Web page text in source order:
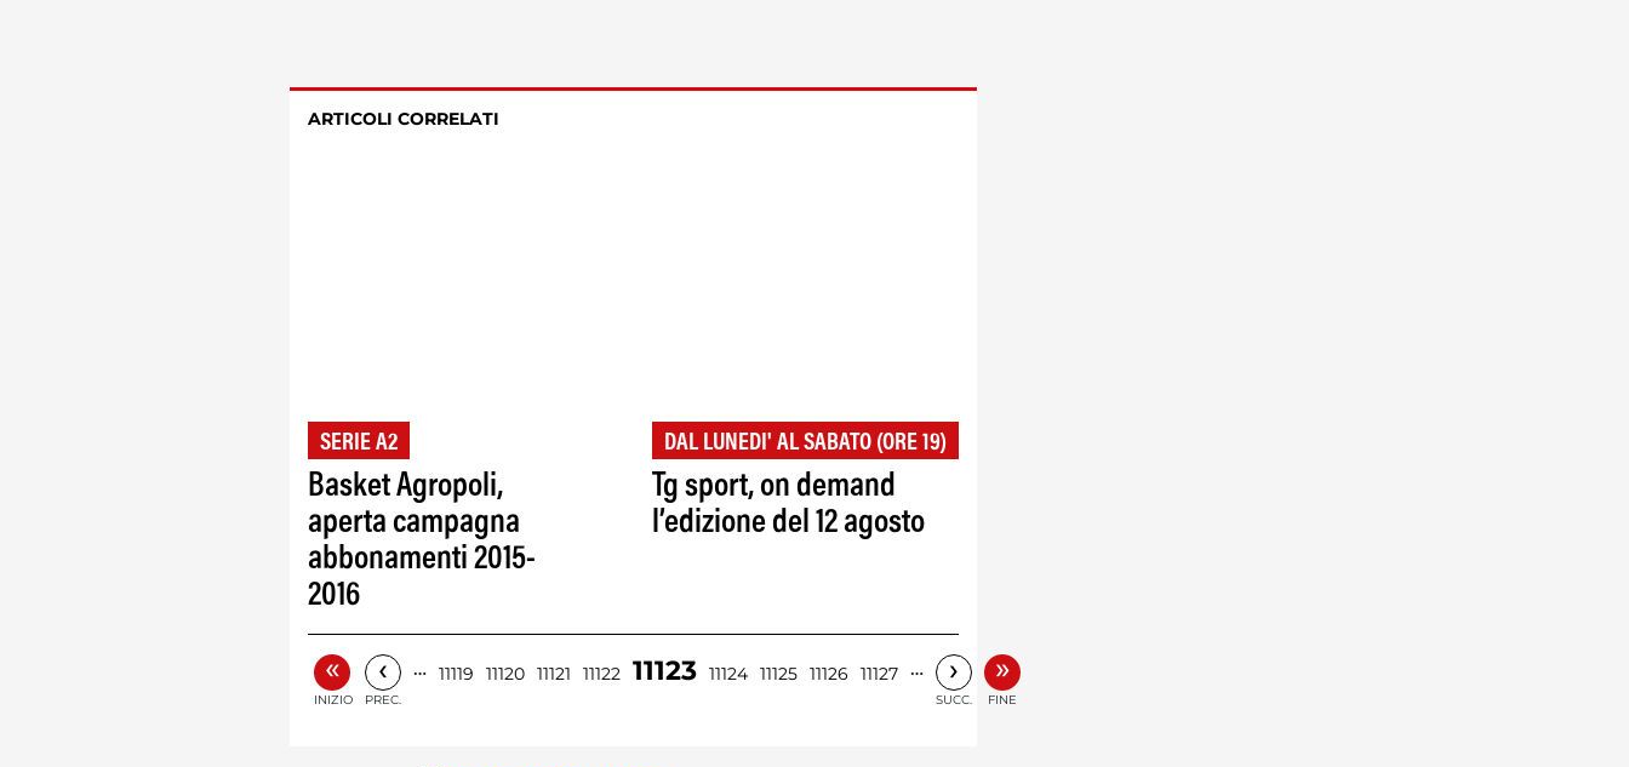
ARTICOLI CORRELATI
SERIE A2
Basket Agropoli,
aperta campagna
abbonamenti 2015-
2016
DAL LUNEDI' AL SABATO (ORE 19)
Tg sport, on demand
l’edizione del 12 agosto
«
INIZIO
‹
PREC.
… 11119 11120 11121 11122 11123 11124 11125 11126 11127 … ›
SUCC.
»
FINE